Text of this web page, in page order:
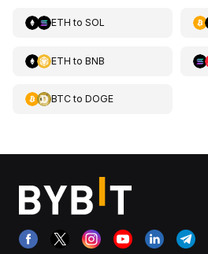
ETH to SOL
ETH to BNB
BTCto DOGE